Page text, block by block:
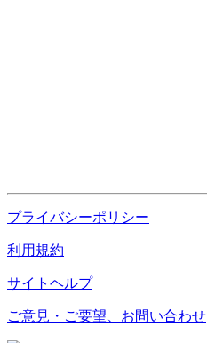
プライバシーポリシー
利用規約
サイトヘルプ
ご意見・ご要望、お問い合わせ